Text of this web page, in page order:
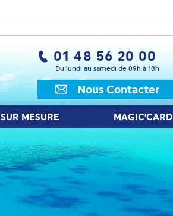
01 48 56 20 00
Du lundi au samedi de 09h à 18h
Nous Contacter
SUR MESURE MAGIC'CARD